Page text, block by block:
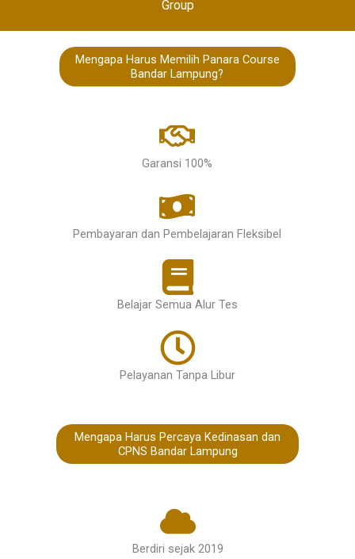
Group
Mengapa Harus Memilih Panara Course
Bandar Lampung?
Garansi 100%
Pembayaran dan Pembelajaran Fleksibel
Belajar Semua Alur Tes
Pelayanan Tanpa Libur
Mengapa Harus Percaya Kedinasan dan
CPNS Bandar Lampung
Berdiri sejak 2019